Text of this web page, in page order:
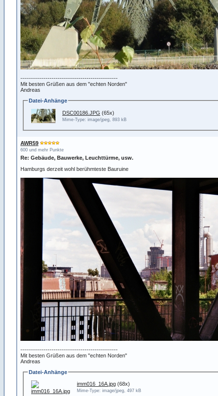
--------------------------------------------------
Mit besten Grüßen aus dem "echten Norden"
Andreas
Datei-Anhänge
DSC00186.JPG (65x)
Mime-Type: image/jpeg, 893 kB
AWR59
600 und mehr Punkte
Re: Gebäude, Bauwerke, Leuchttürme, usw.
Hamburgs derzeit wohl berühmteste Bauruine
--------------------------------------------------
Mit besten Grüßen aus dem "echten Norden"
Andreas
Datei-Anhänge
imm016_16A.jpg (68x)
Mime-Type: image/jpeg, 497 kB